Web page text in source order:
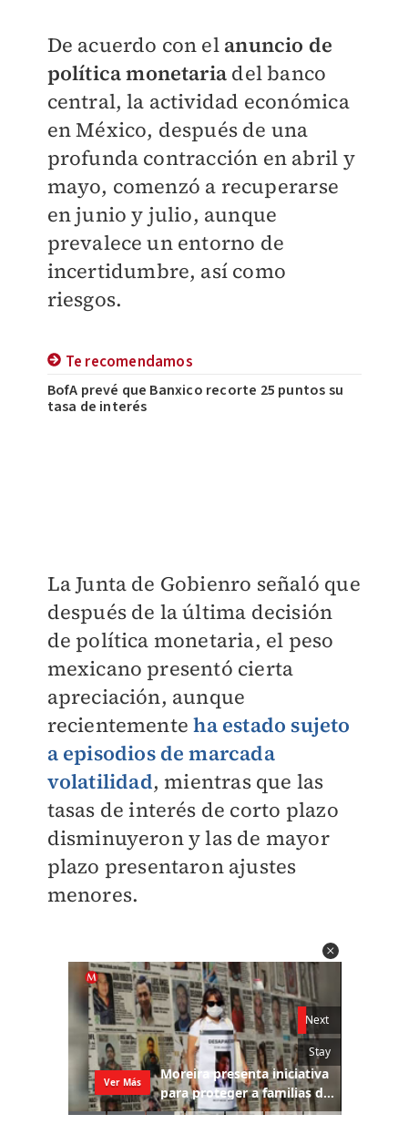
De acuerdo con el anuncio de
política monetaria del banco
central, la actividad económica
en México, después de una
profunda contracción en abril y
mayo, comenzó a recuperarse
en junio y julio, aunque
prevalece un entorno de
incertidumbre, así como
riesgos.
Te recomendamos
BofA prevé que Banxico recorte 25 puntos su
tasa de interés
La Junta de Gobienro señaló que
después de la última decisión
de política monetaria, el peso
mexicano presentó cierta
apreciación, aunque
recientementeha estado sujeto
a episodios de marcada
volatilidad, mientras que las
tasas de interés de corto plazo
disminuyeron y las de mayor
plazo presentaron ajustes
menores.